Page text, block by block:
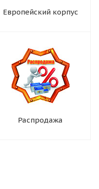
Европейский корпус
Распродажа